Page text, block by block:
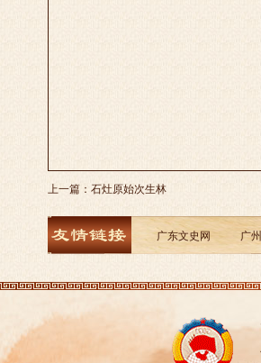
上一篇： 石灶原始次生林
广东文史网 广